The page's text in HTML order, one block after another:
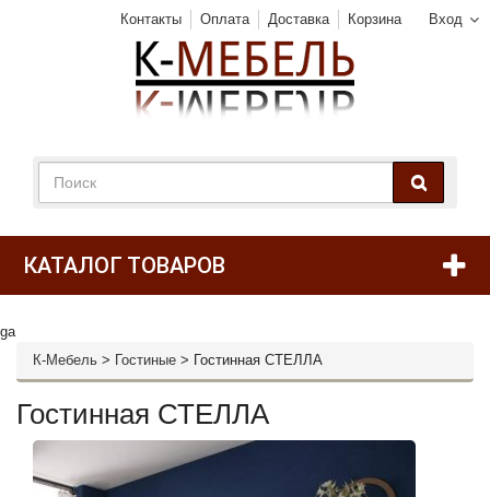
Вход
Контакты Оплата Доставка Корзина
КАТАЛОГ ТОВАРОВ
ga
К-Мебель > Гостиные > Гостинная СТЕЛЛА
Гостинная СТЕЛЛА